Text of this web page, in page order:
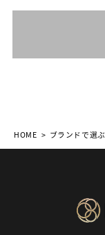
HOME ブランドで選ぶ